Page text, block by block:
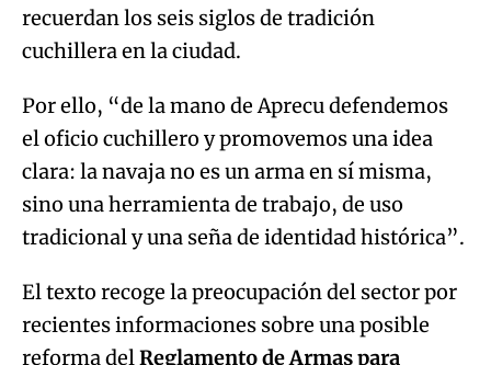
recuerdan los seis siglos de tradición
cuchillera en la ciudad.
Por ello, “de la mano de Aprecu defendemos
el oficio cuchillero y promovemos una idea
clara: la navaja no es un arma en sí misma,
sino una herramienta de trabajo, de uso
tradicional y una seña de identidad histórica”.
El texto recoge la preocupación del sector por
recientes informaciones sobre una posible
reforma delReglamento de Armas para